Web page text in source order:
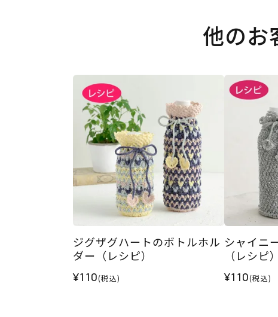
他のお
ジグザグハートのボトルホル
ダー（レシピ）
¥110(税込)
シャイニ
（レシピ）
¥110(税込)